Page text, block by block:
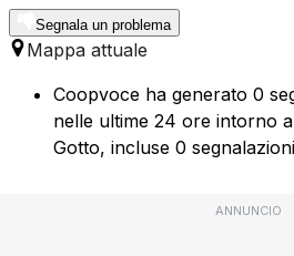
Segnala un problema
Mappa attuale
Coopvoce ha generato 0
nelle ultime 24 ore intorno
Gotto, incluse 0
ANNUNCIO